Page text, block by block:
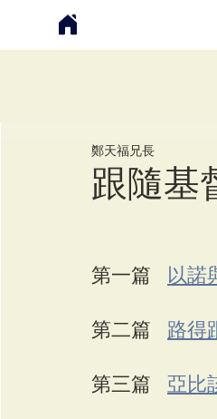
跟隨基
鄭天福兄長
第一篇 以諾
第二篇 路得
第三篇 亞比